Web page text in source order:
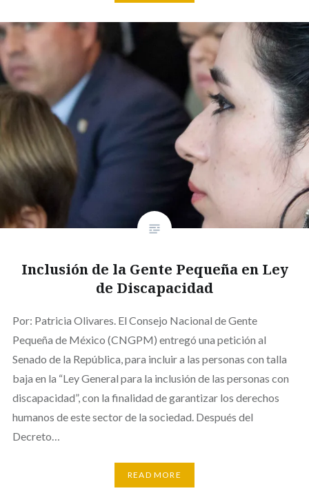
Inclusión de la Gente Pequeña en Ley
de Discapacidad
Por: Patricia Olivares. El Consejo Nacional de Gente
Pequeña de México (CNGPM) entregó una petición al
Senado de la República, para incluir a las personas con talla
baja en la “Ley General para la inclusión de las personas con
discapacidad”, con la finalidad de garantizar los derechos
humanos de este sector de la sociedad. Después del
Decreto…
READ MORE